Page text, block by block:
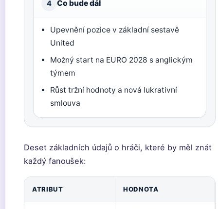
4 Co bude dál
Upevnění pozice v základní sestavě
United
Možný start na EURO 2028 s anglickým
týmem
Růst tržní hodnoty a nová lukrativní
smlouva
Deset základních údajů o hráči, které by měl znát
každý fanoušek:
ATRIBUT HODNOTA